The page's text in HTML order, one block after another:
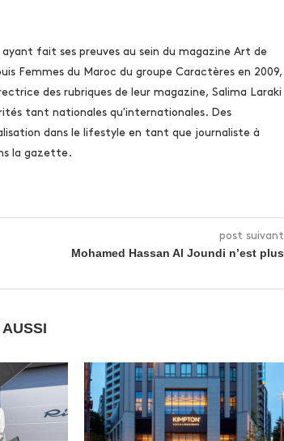
fait ses preuves au sein du magazine Art de
Femmes du Maroc du groupe Caractères en 2009,
des rubriques de leur magazine, Salima Laraki
tant nationales qu'internationales. Des
dans le lifestyle en tant que journaliste à
la gazette.
post suivant
Mohamed Hassan Al Joundi n’est plus